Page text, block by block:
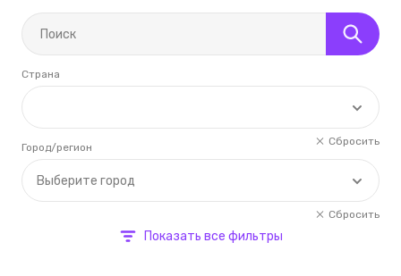
Страна
Сбросить
Выберите город
Город/регион
Сбросить
Показать все фильтры